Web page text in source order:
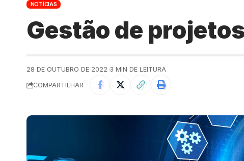
NOTÍCIAS
Gestão de
28 DE OUTUBRO DE 2022 3 MIN DE LEITURA
COMPARTILHAR